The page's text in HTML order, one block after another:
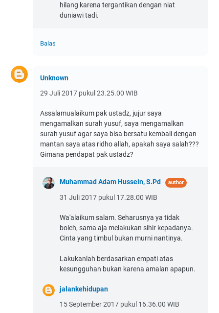
hilang karena tergantikan dengan niat
duniawi tadi.
Balas
Unknown
29 Juli 2017 pukul 23.25.00 WIB
Assalamualaikum pak ustadz, jujur saya
mengamalkan surah yusuf, saya mengamalkan
surah yusuf agar saya bisa bersatu kembali dengan
mantan saya atas ridho allah, apakah saya salah???
Gimana pendapat pak ustadz?
Muhammad Adam Hussein, S.Pd
31 Juli 2017 pukul 17.28.00 WIB
Wa'alaikum salam. Seharusnya ya tidak
boleh, sama aja melakukan sihir kepadanya.
Cinta yang timbul bukan murni nantinya.
Lakukanlah berdasarkan empati atas
kesungguhan bukan karena amalan apapun.
jalankehidupan
15 September 2017 pukul 16.36.00 WIB